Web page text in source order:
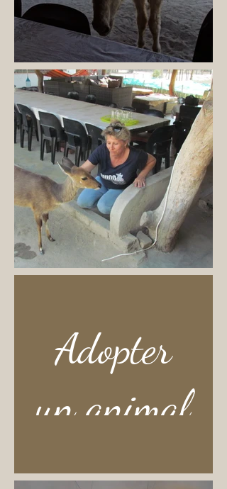
Adopter
un animal